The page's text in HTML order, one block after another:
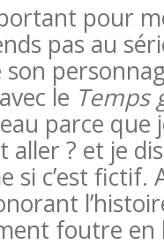
pour
pas au
le Temps
parce que
aller ? et je
si c’est fictif.
foutre en